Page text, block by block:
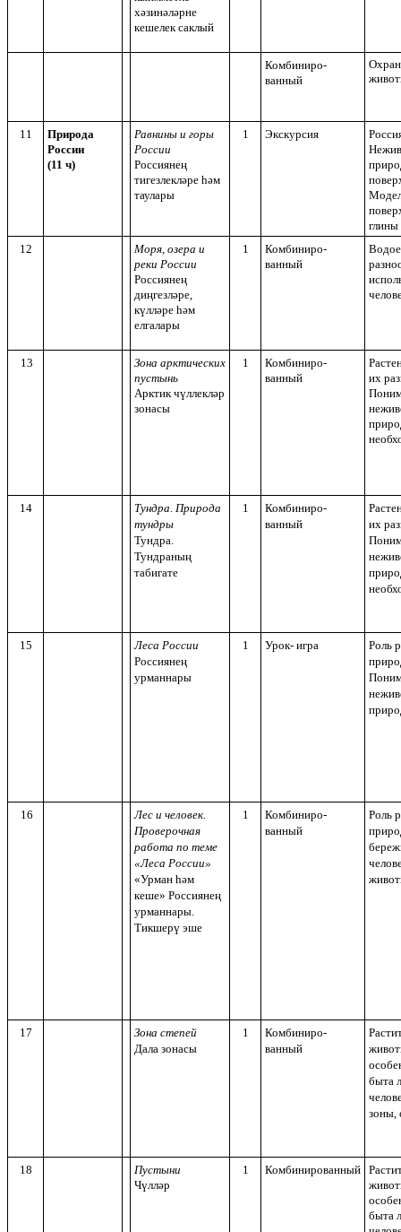
хәзинәләрне
кешелек саклый
Комбиниро-
ванный
11
Природа
России
(11 ч)
Равнины и горы
России
Россиянең
тигезлекләре һәм
таулары
1 Экскурсия
глины
12
Моря, озера и
реки России
Россиянең
диңгезләре,
күлләре һәм
елгалары
1
Комбиниро-
ванный
13
Зона арктических
пустынь
Арктик чүллекләр
зонасы
1
Комбиниро-
ванный
их
14
Тундра. Природа
тундры
Тундра.
Тундраның
табигате
1
Комбиниро-
ванный
их
15
Леса России
Россиянең
урманнары
1 Урок- игра
Роль
16
Лес и человек.
Проверочная
работа по теме
«Леса России»
«Урман һәм
кеше» Россиянең
урманнары.
Тикшерү эше
1
Комбиниро-
ванный
Роль
17
Зона степей
Дала зонасы
1
Комбиниро-
ванный
быта
зоны,
18
Пустыни
Чүлләр
1 Комбинированный
быта